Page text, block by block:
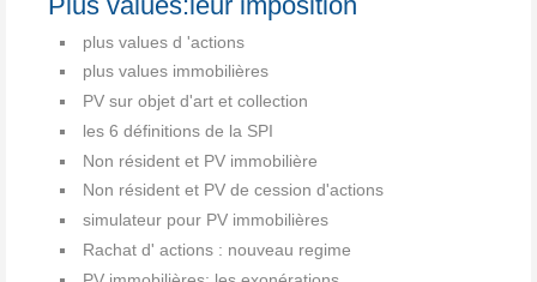
plus values d 'actions
plus values immobilières
PV sur objet d'art et collection
les 6 définitions de la SPI
Non résident et PV immobilière
Non résident et PV de cession d'actions
simulateur pour PV immobilières
Rachat d' actions : nouveau regime